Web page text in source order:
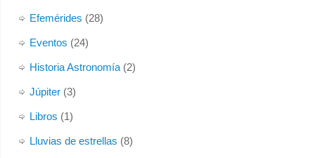
Efemérides (28)
Eventos (24)
Historia Astronomía(2)
Júpiter(3)
Libros (1)
Lluvias de estrellas (8)